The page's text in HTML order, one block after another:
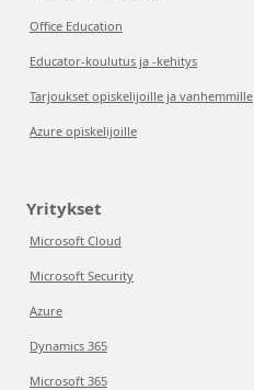
Office Education
Educator-koulutus ja -kehitys
Tarjoukset opiskelijoille ja vanhemmille
Azure opiskelijoille
Yritykset
Microsoft Cloud
Microsoft Security
Azure
Dynamics 365
Microsoft 365